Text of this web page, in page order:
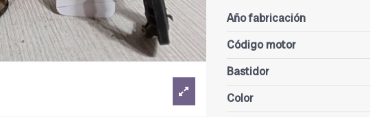
Año fabricación
Código motor
Bastidor
Color